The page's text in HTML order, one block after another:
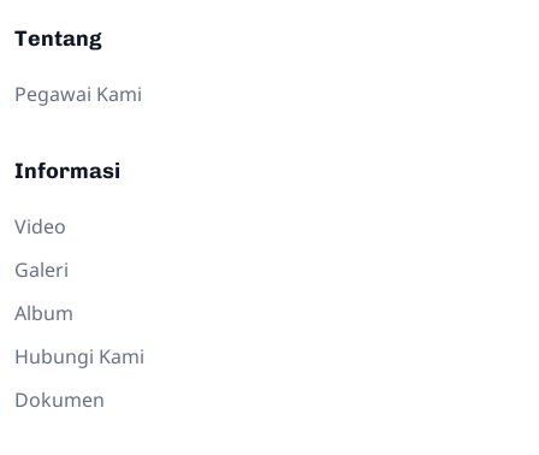
Tentang
Pegawai Kami
Informasi
Video
Galeri
Album
Hubungi Kami
Dokumen